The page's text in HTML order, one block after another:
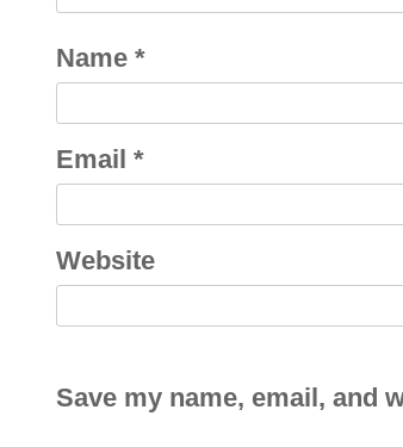
Name *
Email *
Website
Save my name, email, and